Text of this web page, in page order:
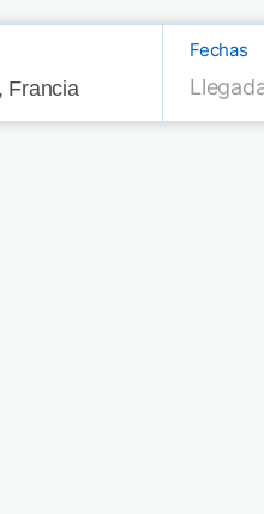
Fechas
Press